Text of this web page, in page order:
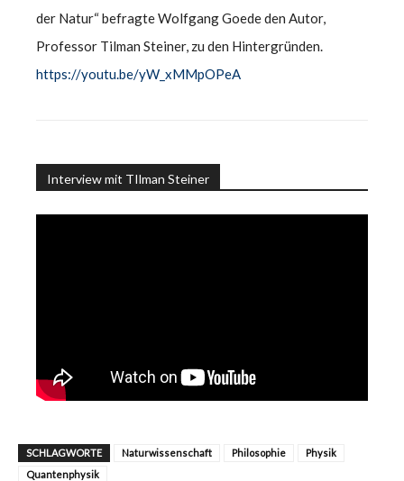
der Natur“ befragte Wolfgang Goede den Autor,
Professor Tilman Steiner, zu den Hintergründen.
https://youtu.be/yW_xMMpOPeA
Interview mit TIlman Steiner
SCHLAGWORTE Naturwissenschaft Philosophie
Physik
Quantenphysik